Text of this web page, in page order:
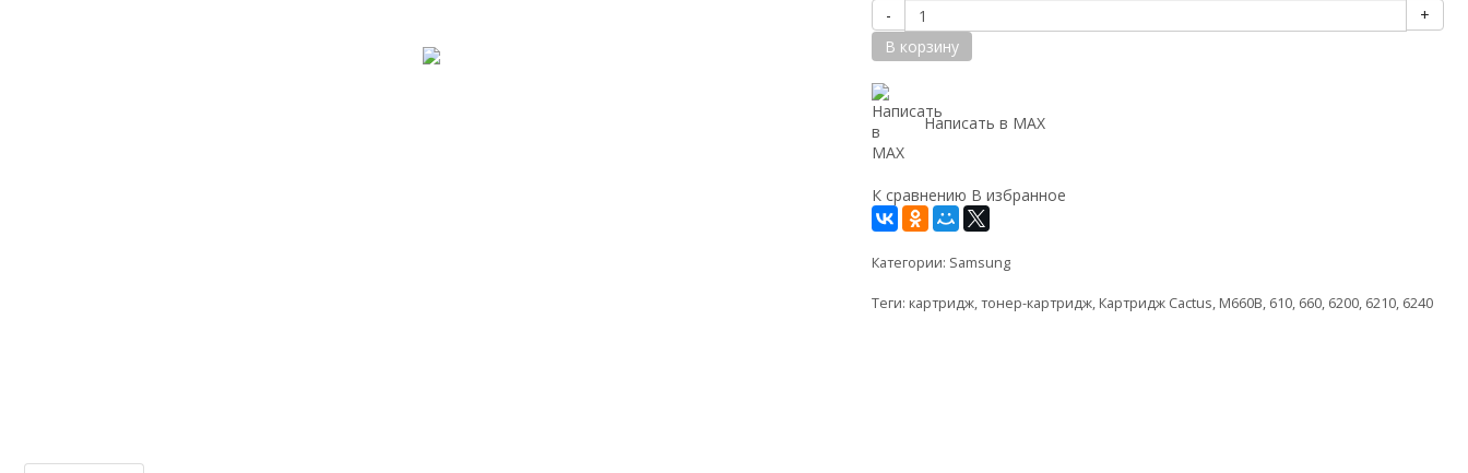
-
+
В корзину
Написать в MAX
К сравнению В избранное
Категории: Samsung
Теги: картридж,тонер-картридж, Картридж Cactus, M660B, 610, 660, 6200, 6210, 6240